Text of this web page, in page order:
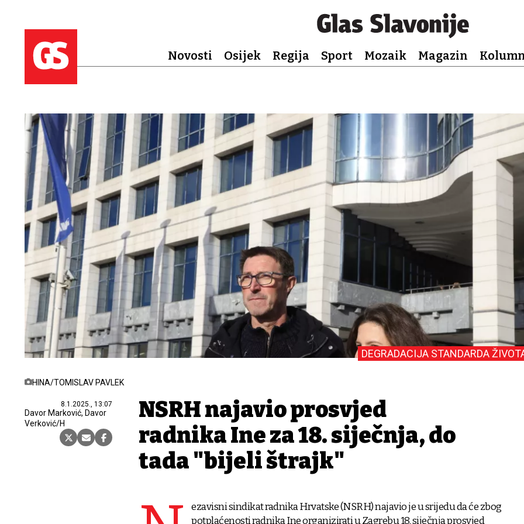
Novosti Osijek Regija Sport Mozaik Magazin
HINA/TOMISLAV PAVLEK
8.1.2025., 13:07
Davor Marković, Davor
Verković/H
DEGRADACIJA STANDARDA
NSRH najavio prosvjed
radnika Ine za 18. siječnja, do
tada "bijeli štrajk"
ezavisni sindikat radnika Hrvatske (NSRH) najavio je u srijedu da će zbog
potplaćenosti radnika Ine organizirati u Zagrebu 18. siječnja prosvjed